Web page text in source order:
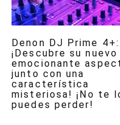
Denon DJ Prime 4+:
¡Descubre su nuevo
emocionante
junto con una
característica
misteriosa! ¡No te
puedes perder!